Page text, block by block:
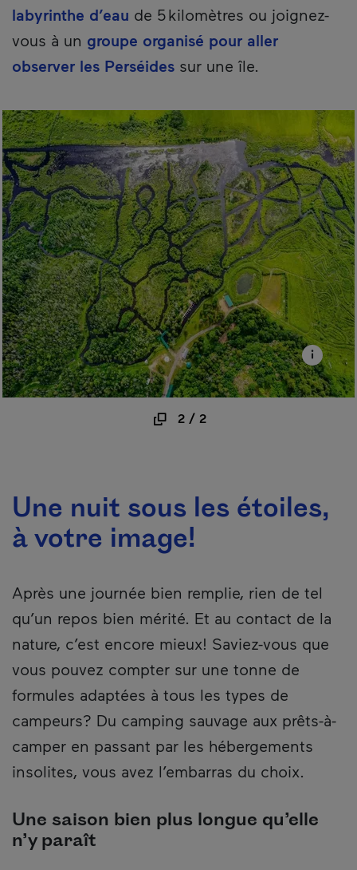
labyrinthe d’eau de 5 kilomètres ou joignez-
vous à un groupe organisé pour aller
observer les Perséides sur une île.
2/ 2
Une nuit sous les étoiles,
à votre image!
Après une journée bien remplie, rien de tel
qu’un repos bien mérité. Et au contact de la
nature, c’est encore mieux! Saviez-vous que
vous pouvez compter sur une tonne de
formules adaptées à tous les types de
campeurs? Du camping sauvage aux prêts-à-
camper en passant par les hébergements
insolites, vous avez l’embarras du choix.
Une saison bien plus longue qu’elle
n’y paraît